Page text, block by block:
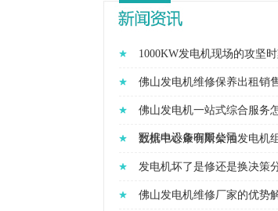
1000KW发电机现场的攻坚时
佛山发电机维修保养出租销
佛山发电机一站式综合服务
冠机电设备有限公司
数据中心康明斯柴油发电机
发电机坏了是修还是换决策
佛山发电机维修厂家的优势